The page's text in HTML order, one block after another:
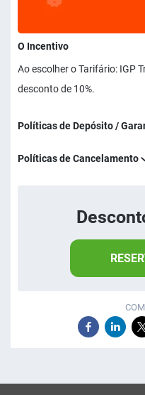
O Incentivo
Ao escolher o Tarifário: IGP
desconto de 10%.
Políticas de Depósito /
Políticas de Cancelamento